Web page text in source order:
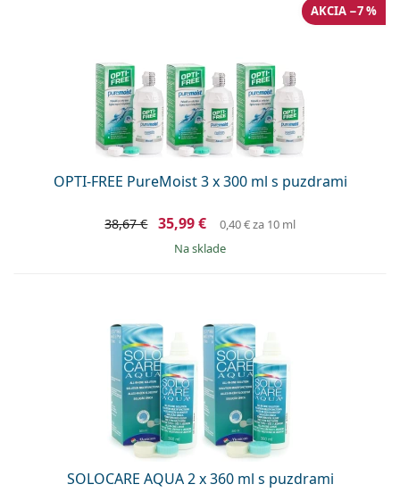
OPTI-FREE PureMoist 3 x 300 ml s puzdrami
AKCIA −7 %
38,67 € 35,99 € 0,40 €za 10 ml
na sklade
SOLOCARE AQUA 2 x 360 ml s puzdrami